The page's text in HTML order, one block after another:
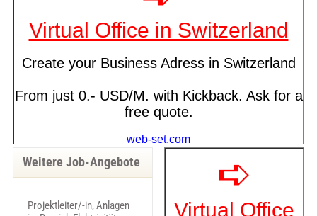
Weitere Job-Angebote
Projektleiter/-in, Anlagen